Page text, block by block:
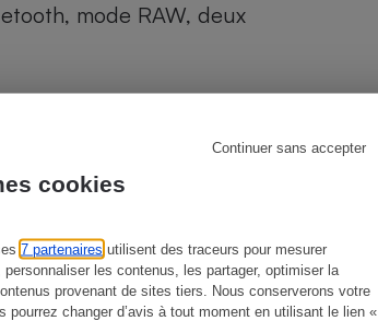
cookies
7 partenaires utilisent des traceurs pour mesurer
personnaliser les contenus, les partager, optimiser la
provenant de sites tiers. Nous conserverons votre
pourrez changer d’avis à tout moment en utilisant le lien «
Continuer sans accepter
mode RAW, deux